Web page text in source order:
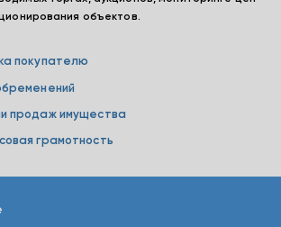
объектов.
покупателю
продаж имущества
грамотность